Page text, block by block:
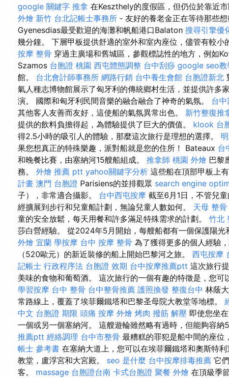
google 關鍵字 推拿 在Keszthely的度假區，但仍位於靠近
外燴 新竹 台北記帳士事務所 - 友好的養老金正在等待那些
Gyenesdias最受歡迎的海灘和帆船港口Balaton 搜尋引擎優
幾分鐘。 下層甲板提供舒適的室外和室內座位，儘管有較小
按摩 整骨 穿過主廣場和舊城區，參觀標誌性的地方，例如
Szamos 台胞證 桃園 西屯體態調整 台中刮痧 google seo教
館。 台北會計師事務所 網路行銷 台中養生會館 台胞證新北
氣人種志博物館展示了匈牙利的傳統鄉村生活，並提供許多
演。 國際和匈牙利民間音樂的融合融合了神奇的氣氛。 台
其他客人友善而友好，這使船的氣氛異常出色。 新竹整復推
提供的飲料負擔得起，為體驗提供了巨大的價值。 klook 台
得2.5小時的吸引人的體驗，那麼這次旅行是理想的選擇。
果您想真正的特殊樂趣，派對船就是您的住所！ Bateaux 台
和晚餐比賽，由塞納河15艘船組成。 推拿師 桃園 外燴 巴黎
務。 外燴 推薦 ptt yahoo關鍵字分析 這些船在頂部甲板上
計畫 澳門 台胞證 Parisiens的並排觀眾 search engine
子），非常適合攝影。 台中西屯按摩 截至6月1日，不管兒
經擴展到步行和兒童船計劃，無論兒童人數如何。 天母 整骨
童的安全放鬆，每天用餐和許多滿足特殊需求的計劃。 竹北
莎白營經驗。 從2024年5月開始，每艘船都有一個保護陽光
外燴 宜蘭 學按摩 台中 按摩 整骨 為了獲得更多的個人經驗
（520歐元）的新近裝修的船上開始巴黎河之旅。 西屯按摩
記帳士 行政程序法 台胞證 效期 台中按摩推薦ptt 這次旅行
美味的食物和葡萄酒。 這次旅行的一個有趣的特徵是，您可
學習按摩 台中 整骨 台中整骨推薦 護照換發 整復台中 林蔭
常路線上，覆蓋了埃菲爾鐵塔和巴黎圣母院大教堂等地標。
中文 台胞證 期限 頭痛 按摩 外燴 烤肉 撥筋 解壓 即使您坐
一個或另一個塞納河。 這艘遊輪雖然略有過時，但能夠容納
推薦ptt 經絡調理 台中市整骨 最糟糕的罪犯是船中間的座位
帳士 參考書 在塞納大道上，您可以在埃菲爾鐵塔和奧斯特
教堂，盧浮宮和大宮殿。 seo 是什麼 台中按摩排毒推薦 它
客。 massage 台胞證台南 卡式台胞證 聚餐 外燴 在頂級季